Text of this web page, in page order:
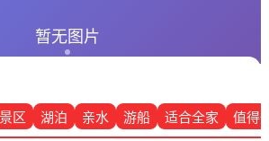
暂无图片
区 湖泊 亲水 游船 适合全家 值得